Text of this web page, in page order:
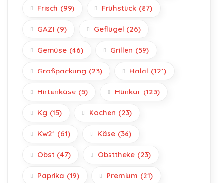
Frisch (99) Frühstück (87)
GAZI (9) Geflügel (26)
Gemüse (46) Grillen (59)
Großpackung (23) Halal (121)
Hirtenkäse (5) Hünkar (123)
Kg (15) Kochen (23)
Kw21 (61) Käse (36)
Obst (47) Obsttheke (23)
Paprika (19) Premium (21)